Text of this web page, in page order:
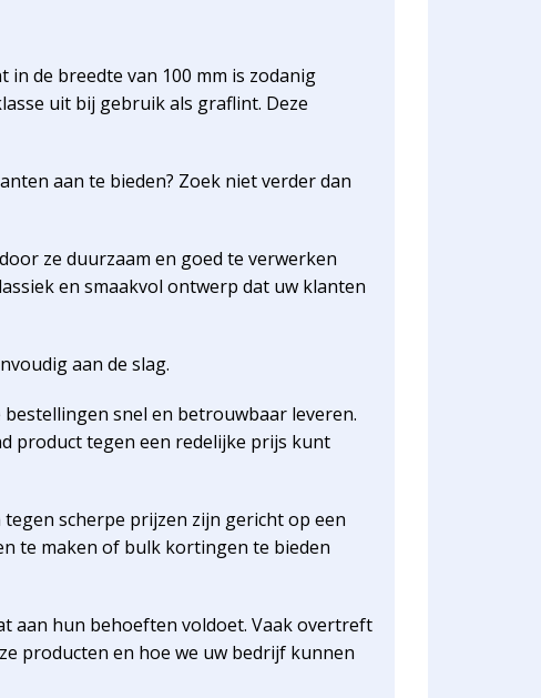
in de breedte van 100 mm is zodanig
uit bij gebruik als graflint. Deze
aan te bieden? Zoek niet verder dan
ze duurzaam en goed te verwerken
en smaakvol ontwerp dat uw klanten
aan de slag.
snel en betrouwbaar leveren.
product tegen een redelijke prijs kunt
scherpe prijzen zijn gericht op een
te maken of bulk kortingen te bieden
aan hun behoeften voldoet. Vaak overtreft
producten en hoe we uw bedrijf kunnen